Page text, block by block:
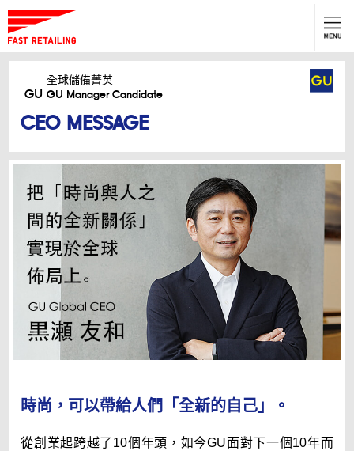
按此應徵
點擊上方確認當年度招募時程，
一起Fashion your life！
TOP
About GU
Company Profile
CEO MESSAGE
人才專訪
職涯發展
FAQ
GU
全球儲備菁英
GU Manager Candidate
CEO MESSAGE
時尚，可以帶給人們「全新的自己」。
從創業起跨越了10個年頭，如今GU面對下一個10年而